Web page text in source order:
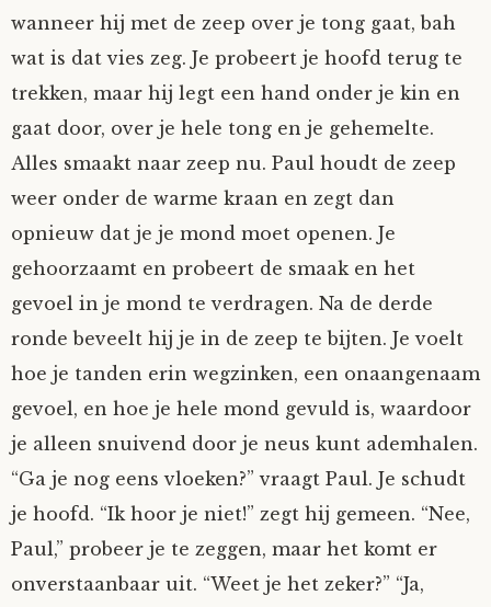
Kersje
Lani
SirTeddy
Spelican
Stefan
Switch
Tim-
wanneer hij met de zeep over je tong gaat, bah
wat is dat vies zeg. Je probeert je hoofd terug te
trekken, maar hij legt een hand onder je kin en
gaat door, over je hele tong en je gehemelte.
Alles smaakt naar zeep nu. Paul houdt de zeep
weer onder de warme kraan en zegt dan
opnieuw dat je je mond moet openen. Je
gehoorzaamt en probeert de smaak en het
gevoel in je mond te verdragen. Na de derde
ronde beveelt hij je in de zeep te bijten. Je voelt
hoe je tanden erin wegzinken, een onaangenaam
gevoel, en hoe je hele mond gevuld is, waardoor
je alleen snuivend door je neus kunt ademhalen.
“Ga je nog eens vloeken?” vraagt Paul. Je schudt
je hoofd. “Ik hoor je niet!” zegt hij gemeen. “Nee,
Paul,” probeer je te zeggen, maar het komt er
onverstaanbaar uit. “Weet je het zeker?” “Ja,